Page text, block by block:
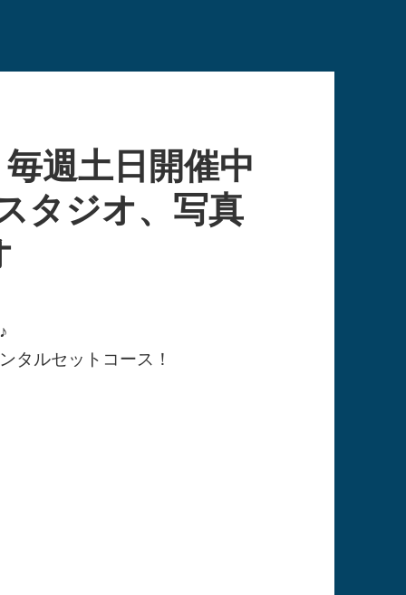
週土日開催中
タジオ、写真
タルセットコース！